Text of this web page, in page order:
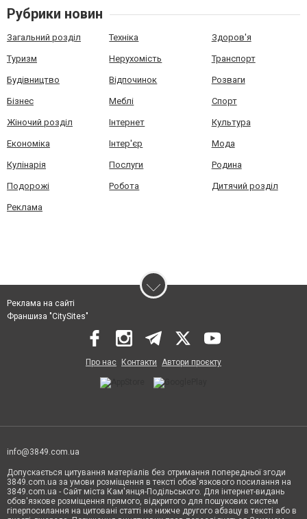
Рубрики новин
Загальний розділ Техніка Здоров'я
Туризм Нерухомість Транспорт
Будівництво Відпочинок Розваги
Бізнес Меблі Спорт
Жіночий розділ Інтернет Культура
Економіка Інтер'єр Мода
Кулінарія Послуги Родина
Подорожі Робота Дитячий розділ
Реклама
Реклама на сайті
Франшиза "CitySites"
Про нас Контакти Автори проєкту
info@3849.com.ua
Допускається цитування матеріалів без отримання попередньої згоди
3849.com.ua за умови розміщення в тексті обов'язкового посилання на
3849.com.ua - Сайт міста Кам'янця-Подільського. Для інтернет-видань
обов'язкове розміщення прямого, відкритого для пошукових систем
гіперпосилання на цитовані статті не нижче другого абзацу в тексті або в